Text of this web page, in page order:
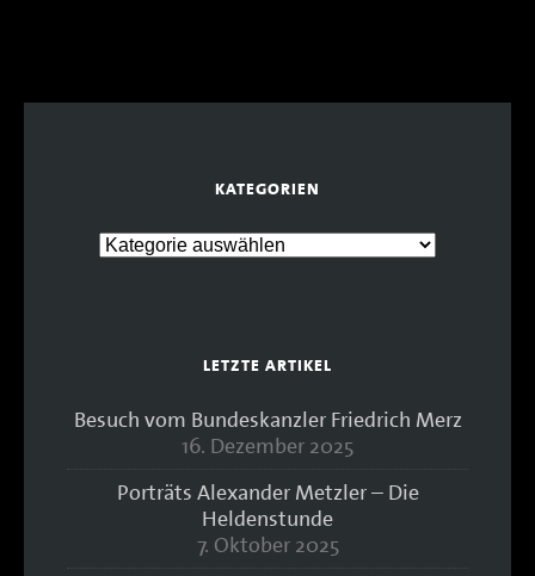
KATEGORIEN
LETZTE ARTIKEL
Besuch vom Bundeskanzler Friedrich Merz
16. Dezember 2025
Porträts Alexander Metzler – Die
Heldenstunde
7. Oktober 2025